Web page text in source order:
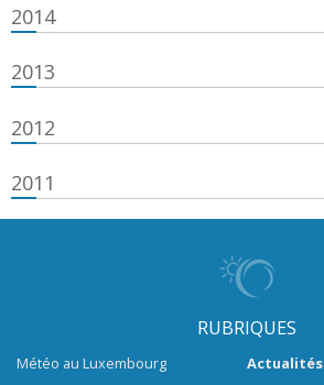
2014
2013
2012
2011
RUBRIQUES
Météo au Luxembourg
Actualités